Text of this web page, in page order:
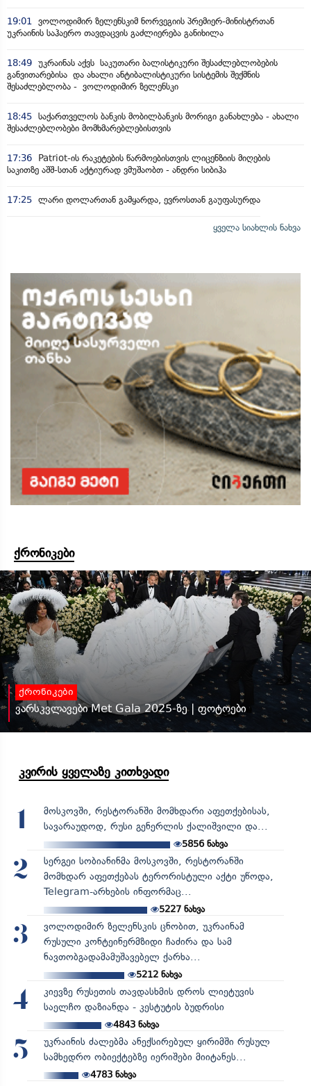
19:01
ვოლოდიმირ ზელენსკიმ ნორვეგიის პრემიერ-მინისტრთან
უკრაინის საჰაერო თავდაცვის გაძლიერება განიხილა
18:49 უკრაინას აქვს საკუთარი ბალისტიკური შესაძლებლობების
განვითარებისა და ახალი ანტიბალისტიკური სისტემის შექმნის
შესაძლებლობა - ვოლოდიმირ ზელენსკი
18:45 საქართველოს ბანკის მობილბანკის მორიგი განახლება - ახალი
შესაძლებლობები მომხმარებლებისთვის
17:36
Patriot-ის რაკეტების წარმოებისთვის ლიცენზიის მიღების
საკითზე აშშ-სთან აქტიურად ვმუშაობთ - ანდრი სიბიჰა
17:25 ლარი დოლართან გამყარდა, ევროსთან გაუფასურდა
ყველა სიახლის ნახვა
ქრონიკები
ქრონიკები
ვარსკვლავები Met Gala 2025-ზე | ფოტოები
კვირის ყველაზე კითხვადი
1
მოსკოვში, რესტორანში მომხდარი აფეთქებისას,
სავარაუდოდ, რუსი გენერლის ქალიშვილი და...
5856ნახვა
2
სერგეი სობიანინმა მოსკოვში, რესტორანში
მომხდარ აფეთქებას ტერორისტული აქტი უწოდა,
Telegram-არხების ინფორმაც...
5227ნახვა
3
ვოლოდიმირ ზელენსკის ცნობით, უკრაინამ
რუსული კონტეინერმზიდი ჩაძირა და სამ
ნავთობგადამამუშავებელ ქარხა...
5212ნახვა
4
კიევზე რუსეთის თავდასხმის დროს ლიეტუვის
საელჩო დაზიანდა - კესტუტის ბუდრისი
4843ნახვა
5
უკრაინის ძალებმა ანექსირებულ ყირიმში რუსულ
სამხედრო ობიექტებზე იერიშები მიიტანეს...
4783ნახვა